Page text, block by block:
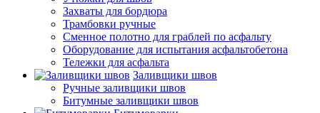
Захваты для бордюра
Трамбовки ручные
Сменное полотно для граблей по асфальту
Оборудование для испытания асфальтобетона
Тележки для асфальта
Заливщики швов
Ручные заливщики швов
Битумные заливщики швов